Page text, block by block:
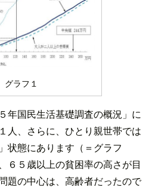
グラフ１
年国民生活基礎調査の概況」に
人、さらに、ひとり親世帯では
状態にあります（＝グラフ
６５歳以上の貧困率の高さが目
題の中心は、高齢者だったので